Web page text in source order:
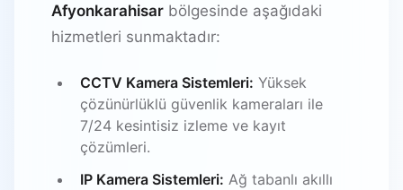
Afyonkarahisar bölgesinde aşağıdaki
hizmetleri sunmaktadır:
CCTV Kamera Sistemleri: Yüksek
çözünürlüklü güvenlik kameraları ile
7/24 kesintisiz izleme ve kayıt
çözümleri.
IP Kamera Sistemleri: Ağ tabanlı akıllı